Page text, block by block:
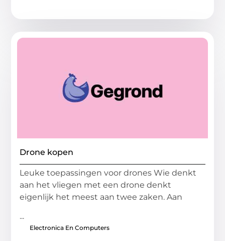
Drone kopen
Leuke toepassingen voor drones Wie denkt
aan het vliegen met een drone denkt
eigenlijk het meest aan twee zaken. Aan
...
Electronica En Computers